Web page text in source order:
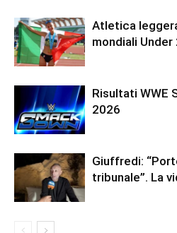
Atletica
mondiali Under
Risultati WWE
2026
Giuffredi:
tribunale”. La